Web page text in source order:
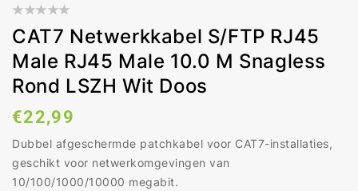
CAT7 Netwerkkabel S/FTP RJ45
Male RJ45 Male 10.0 M Snagless
Rond LSZH Wit Doos
Normale
prijs
€22,99
Dubbel afgeschermde patchkabel voor CAT7-installaties,
geschikt voor netwerkomgevingen van
10/100/1000/10000 megabit.